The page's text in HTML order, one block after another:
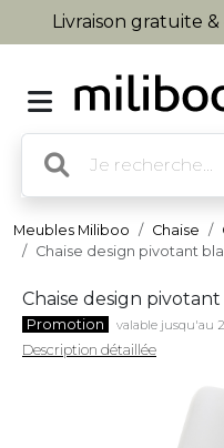
Livraison gratuite
Meubles Miliboo Chaise
Chaise design pivotant
Chaise design
Promotion valable jusqu'au
Description détaillée